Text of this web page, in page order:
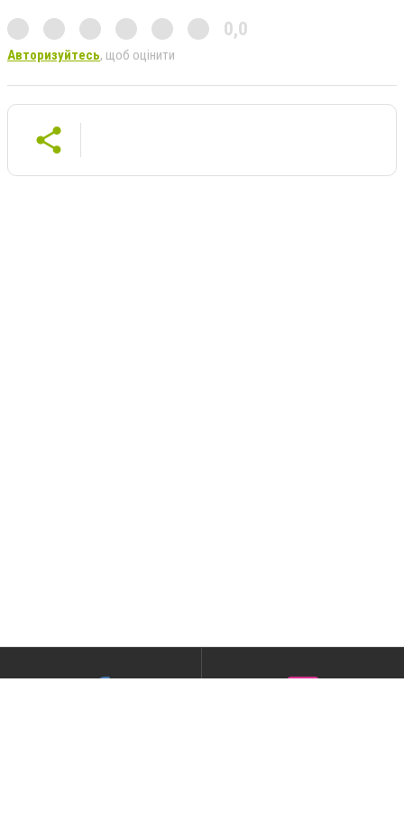
0,0
Авторизуйтесь, щоб оцінити